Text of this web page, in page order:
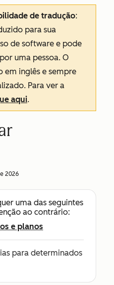
de tradução:
para sua
de software e pode
uma pessoa. O
em inglês e sempre
Para ver a
aqui.
2026
uma das seguintes
ao contrário:
e planos
para determinados